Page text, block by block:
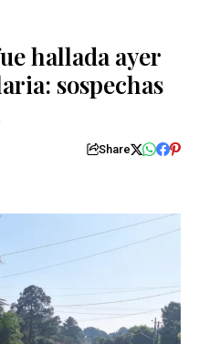
hallada ayer
sospechas
Share